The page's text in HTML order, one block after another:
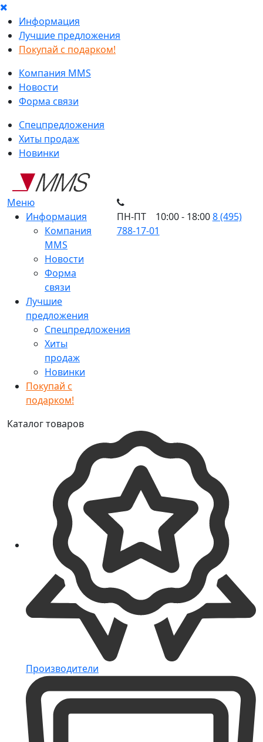
Информация
Лучшие предложения
Покупай с подарком!
Компания MMS
Новости
Форма связи
Спецпредложения
Хиты продаж
Новинки
Меню
Информация
Компания
MMS
Новости
Форма
связи
Лучшие
предложения
Спецпредложения
Хиты
продаж
Новинки
Покупай с
подарком!
ПН-ПТ 10:00 - 18:008 (495)
788-17-01
Каталог товаров
Производители